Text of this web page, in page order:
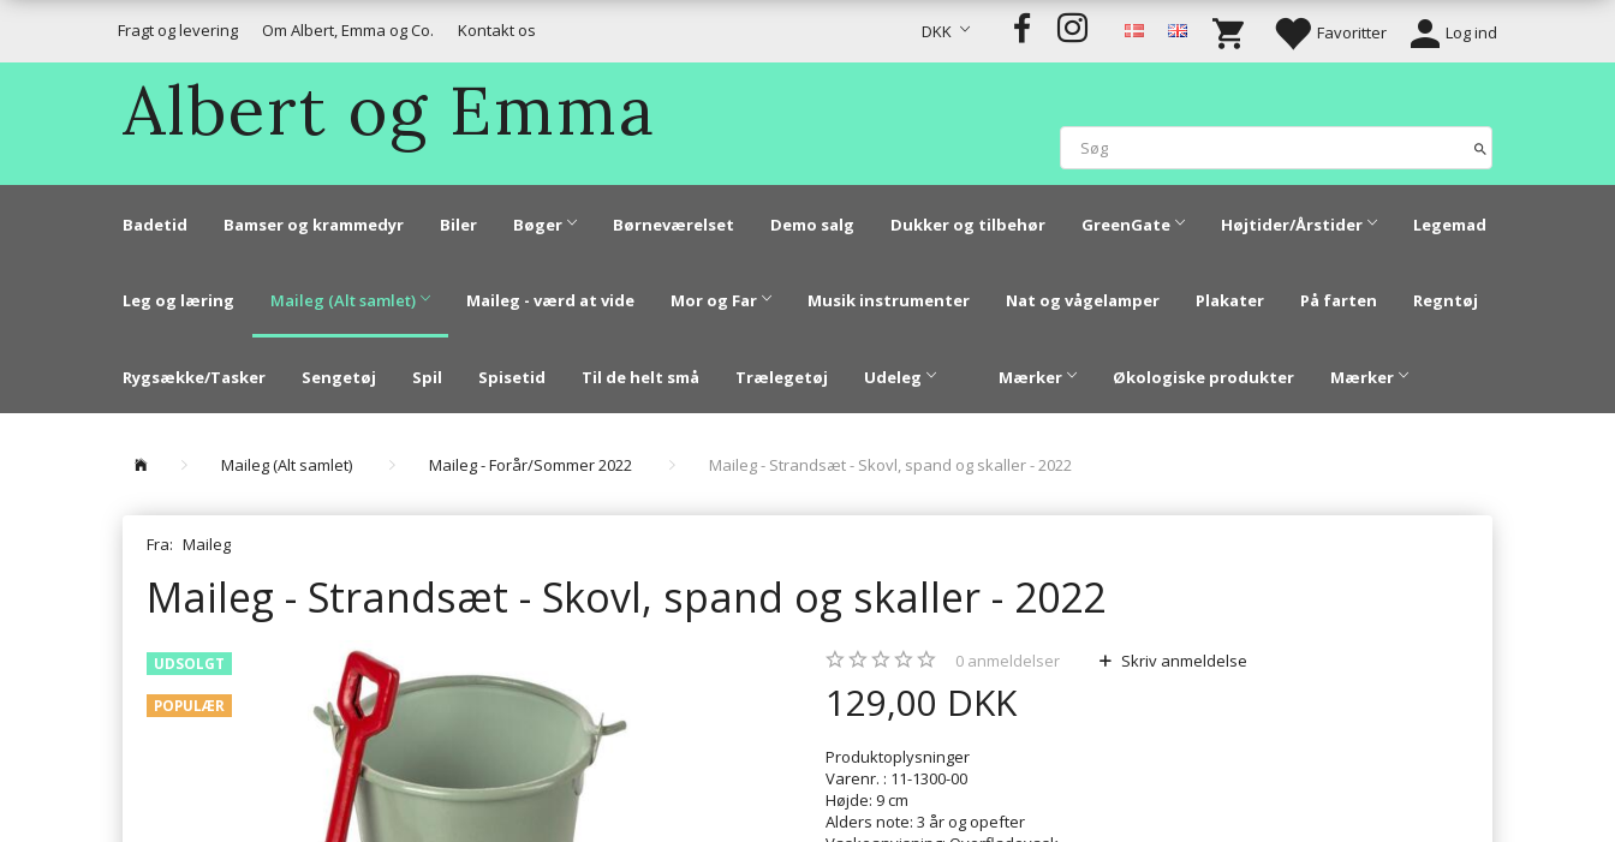
Favoritter Log ind
DKK
Fragt og levering Om Albert, Emma og Co. Kontakt os
Albert og Emma
Badetid Bamser og krammedyr Biler Bøger Børneværelset Demo salg Dukker og tilbehør GreenGate Højtider/Årstider Legemad
Leg og læring Maileg (Alt samlet) Maileg - værd at vide Mor og Far Musik instrumenter Nat og vågelamper Plakater På farten Regntøj
Rygsække/Tasker Sengetøj Spil Spisetid Til de helt små Trælegetøj Udeleg Mærker Økologiske produkter Mærker
Maileg (Alt samlet) Maileg - Forår/Sommer 2022 Maileg - Strandsæt - Skovl, spand og skaller - 2022
Fra: Maileg
Maileg - Strandsæt - Skovl, spand og skaller - 2022
UDSOLGT
POPULÆR
0 anmeldelser Skriv anmeldelse
129,00 DKK
Produktoplysninger
Varenr. : 11-1300-00
Højde: 9 cm
Alders note: 3 år og opefter